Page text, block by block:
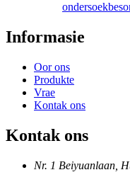
ondersoek
Informasie
Oor ons
Produkte
Vrae
Kontak ons
Kontak ons
Nr. 1 Beiyuanlaan,